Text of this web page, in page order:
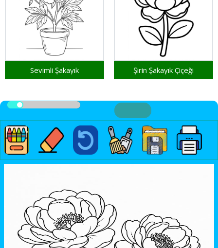
Sevimli Şakayık Şirin Şakayık Çiçeği